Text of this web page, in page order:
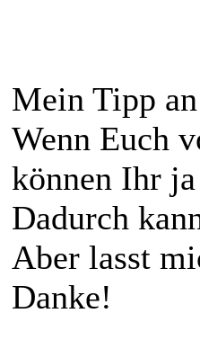
Mein Tipp
Wenn Euch
können Ihr ja
Dadurch
Aber lasst
Danke!